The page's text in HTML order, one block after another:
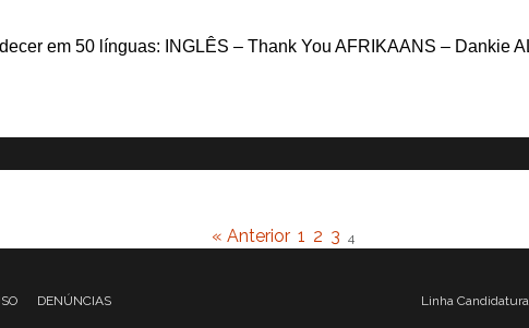
em 50 línguas: INGLÊS – Thank You AFRIKAANS – Dankie
« Anterior 1 2 3 4
DENÚNCIAS
Linha